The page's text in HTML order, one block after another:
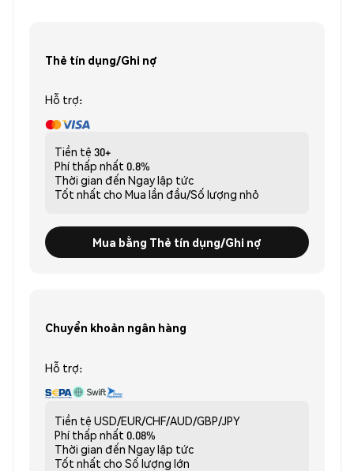
Thẻ tín dụng/Ghi nợ
Hỗ trợ:
Tiền tệ 30+
Phí thấp nhất 0.8%
Thời gian đến Ngay lập tức
Tốt nhất cho Mua lần đầu/Số lượng nhỏ
Mua bằng Thẻ tín dụng/Ghi nợ
Chuyển khoản ngân hàng
Hỗ trợ:
Tiền tệ USD/EUR/CHF/AUD/GBP/JPY
Phí thấp nhất 0.08%
Thời gian đến Ngay lập tức
Tốt nhất cho Số lượng lớn